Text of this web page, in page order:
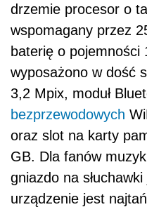
drzemie procesor o
wspomagany przez
baterię o pojemności
wyposażono w dość
3,2 Mpix, moduł
bezprzewodowych
oraz slot na karty
GB. Dla fanów
gniazdo na
urządzenie jest